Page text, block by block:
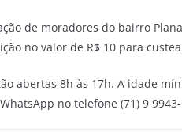
de moradores do bairro
no valor de R$ 10 para
abertas 8h às 17h. A idade
no telefone (71) 9